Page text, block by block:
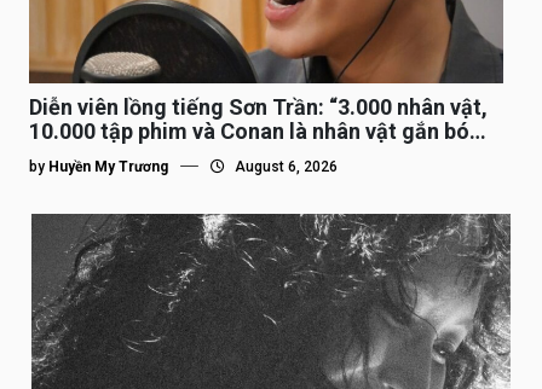
Diễn viên lồng tiếng Sơn Trần: “3.000 nhân vật,
10.000 tập phim và Conan là nhân vật gắn bó
lâu nhất”
by Huyền My Trương August 6, 2026